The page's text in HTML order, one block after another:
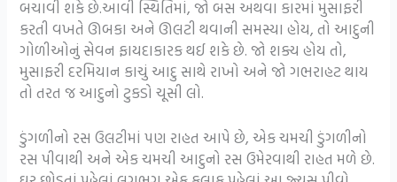
બચાવી શકે છે.આવી સ્થિતિમાં, જો બસ અથવા કારમાં મુસાફરી
કરતી વખતે ઊબકા અને ઊલટી થવાની સમસ્યા હોય, તો આદુની
ગોળીઓનું સેવન ફાયદાકારક થઈ શકે છે. જો શક્ય હોય તો,
મુસાફરી દરમિયાન કાચું આદુ સાથે રાખો અને જો ગભરાહટ થાય
તો તરત જ આદુનો ટુકડો ચૂસી લો.
ડુંગળીનો રસ ઉલટીમાં પણ રાહત આપે છે, એક ચમચી ડુંગળીનો
રસ પીવાથી અને એક ચમચી આદુનો રસ ઉમેરવાથી રાહત મળે છે.